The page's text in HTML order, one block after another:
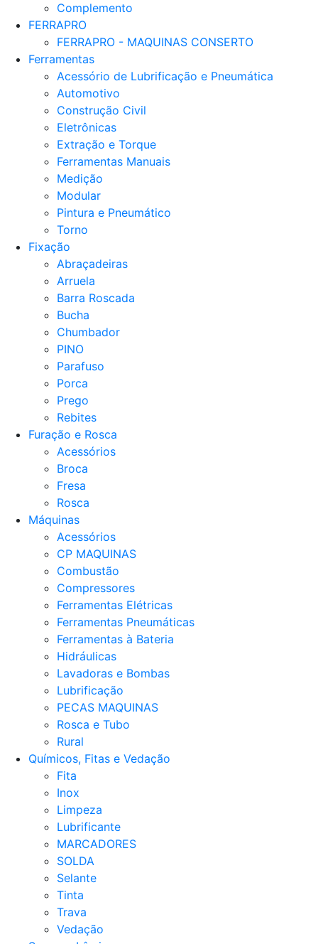
Complemento
FERRAPRO
FERRAPRO - MAQUINAS CONSERTO
Ferramentas
Acessório de Lubrificação e Pneumática
Automotivo
Construção Civil
Eletrônicas
Extração e Torque
Ferramentas Manuais
Medição
Modular
Pintura e Pneumático
Torno
Fixação
Abraçadeiras
Arruela
Barra Roscada
Bucha
Chumbador
PINO
Parafuso
Porca
Prego
Rebites
Furação e Rosca
Acessórios
Broca
Fresa
Rosca
Máquinas
Acessórios
CP MAQUINAS
Combustão
Compressores
Ferramentas Elétricas
Ferramentas Pneumáticas
Ferramentas à Bateria
Hidráulicas
Lavadoras e Bombas
Lubrificação
PECAS MAQUINAS
Rosca e Tubo
Rural
Químicos, Fitas e Vedação
Fita
Inox
Limpeza
Lubrificante
MARCADORES
SOLDA
Selante
Tinta
Trava
Vedação